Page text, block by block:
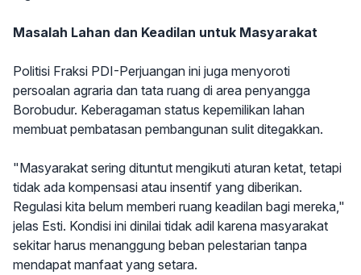
Masalah Lahan dan Keadilan untuk Masyarakat
Politisi Fraksi PDI-Perjuangan ini juga menyoroti
persoalan agraria dan tata ruang di area penyangga
Borobudur. Keberagaman status kepemilikan lahan
membuat pembatasan pembangunan sulit ditegakkan.
"Masyarakat sering dituntut mengikuti aturan ketat, tetapi
tidak ada kompensasi atau insentif yang diberikan.
Regulasi kita belum memberi ruang keadilan bagi mereka,"
jelas Esti. Kondisi ini dinilai tidak adil karena masyarakat
sekitar harus menanggung beban pelestarian tanpa
mendapat manfaat yang setara.